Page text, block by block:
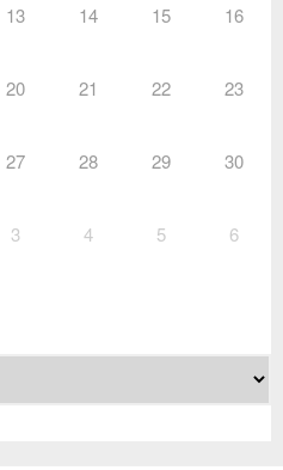
13 14 15 16
20 21 22 23
27 28 29 30
3 4 5 6